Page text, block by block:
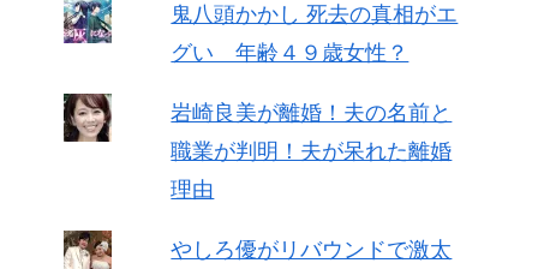
鬼八頭かかし 死去の真相がエ
グい 年齢４９歳女性？
岩崎良美が離婚！夫の名前と
職業が判明！夫が呆れた離婚
理由
やしろ優がリバウンドで激太